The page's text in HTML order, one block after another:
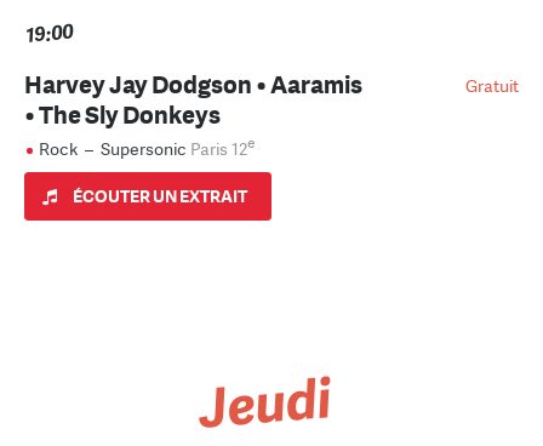
19:00
Gratuit
Harvey Jay Dodgson • Aaramis
• The Sly Donkeys
Rock – Supersonic Paris 12e
ÉCOUTER UN EXTRAIT
Jeudi